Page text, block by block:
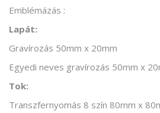
Emblémázás :
Lapát:
Gravírozás 50mm x 20mm
Egyedi neves gravírozás 50mm x
Tok:
Transzfernyomás 8 szín 80mm x